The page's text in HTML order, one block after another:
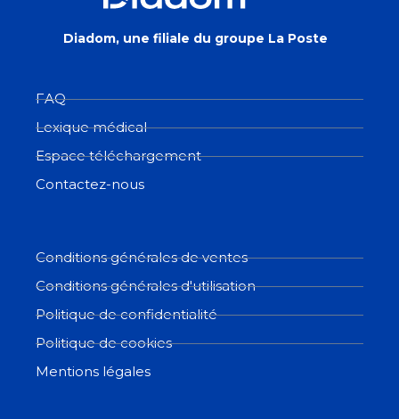
Diadom, une filiale du groupe La Poste
FAQ
Lexique médical
Espace téléchargement
Contactez-nous
Conditions générales de ventes
Conditions générales d'utilisation
Politique de confidentialité
Politique de cookies
Mentions légales